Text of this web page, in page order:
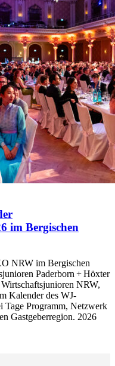
im Bergischen
NRW im Bergischen
Paderborn + Höxter
NRW,
Kalender des WJ-
Tage Programm, Netzwerk
Gastgeberregion. 2026